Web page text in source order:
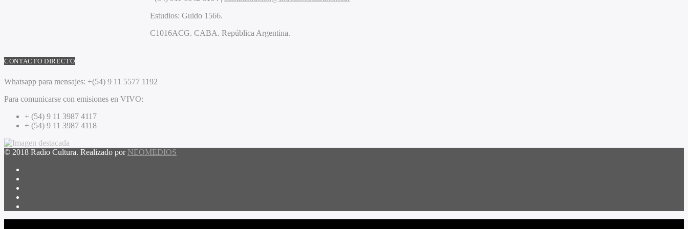
Estudios: Guido 1566.
C1016ACG. CABA. República Argentina.
CONTACTO DIRECTO
Whatsapp para mensajes: +(54) 9 11 5577 1192
Para comunicarse con emisiones en VIVO:
+ (54) 9 11 3987 4117
+ (54) 9 11 3987 4118
© 2018 Radio Cultura. Realizado por NEOMEDIOS